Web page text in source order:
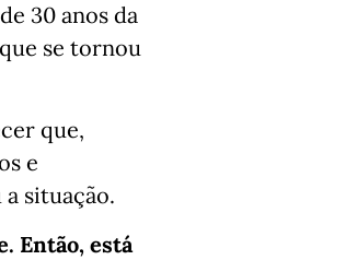
30 anos da
se tornou
que,
e
situação.
Então, está